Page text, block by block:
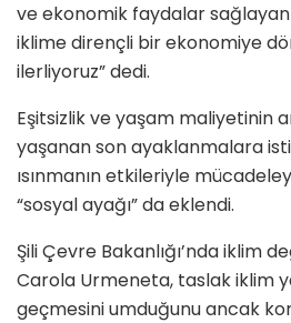
ve ekonomik faydalar
iklime dirençli bir ekonomiye
ilerliyoruz” dedi.
Eşitsizlik ve yaşam maliyetinin
yaşanan son ayaklanmalara
ısınmanın etkileriyle
“sosyal ayağı” da eklendi.
Şili Çevre Bakanlığı’nda iklim
Carola Urmeneta, taslak iklim
geçmesini umduğunu ancak